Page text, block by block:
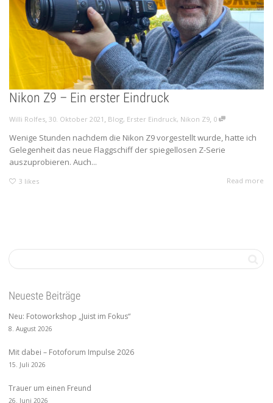
Nikon Z9 – Ein erster Eindruck
Willi Rolfes, 30. Oktober 2021 , Blog, Erster Eindruck, Nikon Z9, 0
Wenige Stunden nachdem die Nikon Z9 vorgestellt wurde, hatte ich
Gelegenheit das neue Flaggschiff der spiegellosen Z-Serie
auszuprobieren. Auch...
3 likes Read more
Neueste Beiträge
Neu: Fotoworkshop „Juist im Fokus“
8. August 2026
Mit dabei – Fotoforum Impulse 2026
15. Juli 2026
Trauer um einen Freund
26. Juni 2026